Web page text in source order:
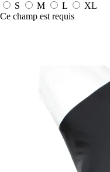
S
M L
XL
Ce champ est requis